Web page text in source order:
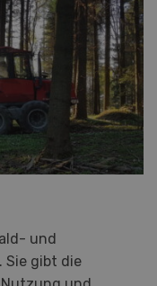
und
und